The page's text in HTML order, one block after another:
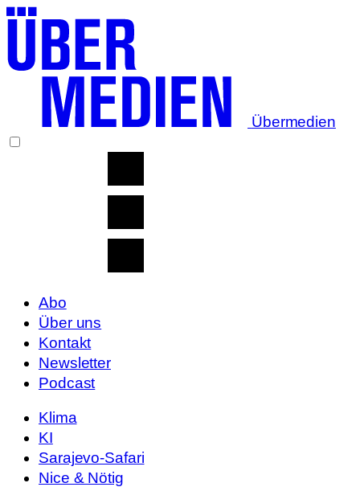
Übermedien
Abo
Über uns
Kontakt
Newsletter
Podcast
Klima
KI
Sarajevo-Safari
Nice & Nötig